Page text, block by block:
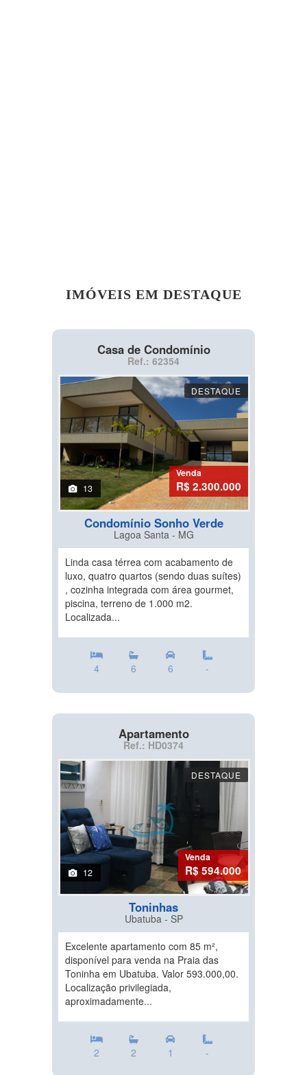
IMÓVEIS EM DESTAQUE
Casa de Condomínio
Ref.: 62354
DESTAQUE
13
Venda
R$ 2.300.000
Condomínio Sonho Verde
Lagoa Santa - MG
Linda casa térrea com acabamento de
luxo, quatro quartos (sendo duas suítes)
, cozinha integrada com área gourmet,
piscina, terreno de 1.000 m2.
Localizada...
4 6 6 -
Apartamento
Ref.: HD0374
DESTAQUE
12
Venda
R$ 594.000
Toninhas
Ubatuba - SP
Excelente apartamento com 85 m²,
disponível para venda na Praia das
Toninha em Ubatuba. Valor 593.000,00.
Localização privilegiada,
aproximadamente...
2 2 1 -